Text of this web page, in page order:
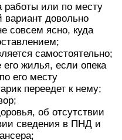
работы или по месту
довольно
совсем ясно, куда
самостоятельно;
жилья, если опека
его месту
переедет к нему;
об отсутствии
сведения в ПНД и